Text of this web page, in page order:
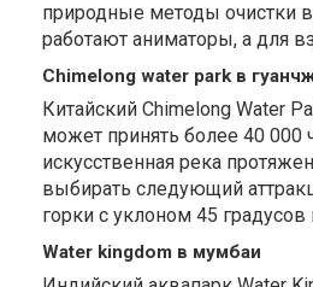
природные методы очистки
работают аниматоры, а для
Chimelong water park в
Китайский Chimelong Water
может принять более 40 000
искусственная река
выбирать следующий
горки с уклоном 45
Water kingdom в мумбаи